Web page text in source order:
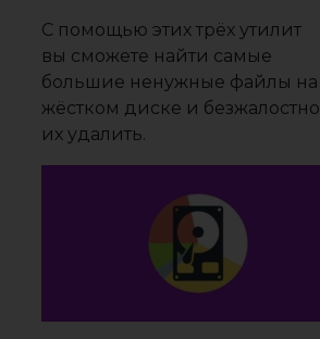
С помощью этих трёх утилит
вы сможете найти самые
большие ненужные файлы на
жёстком диске и безжалостно
их удалить.